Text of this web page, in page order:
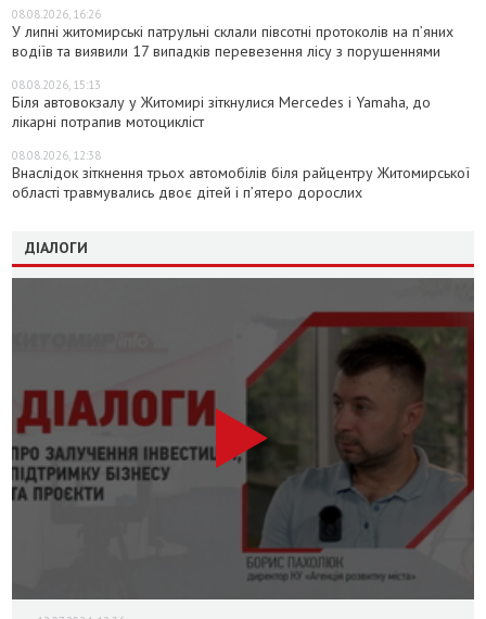
08.08.2026, 16:26
У липні житомирські патрульні склали півсотні протоколів на пʼяних
водіїв та виявили 17 випадків перевезення лісу з порушеннями
08.08.2026, 15:13
Біля автовокзалу у Житомирі зіткнулися Mercedes і Yamaha, до
лікарні потрапив мотоцикліст
08.08.2026, 12:38
Внаслідок зіткнення трьох автомобілів біля райцентру Житомирської
області травмувались двоє дітей і пʼятеро дорослих
ДІАЛОГИ